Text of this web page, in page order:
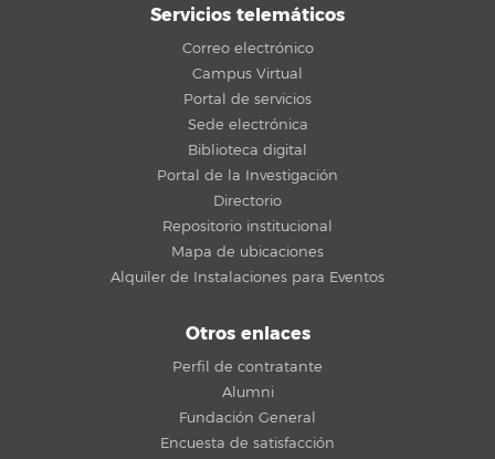
Servicios telemáticos
Correo electrónico
Campus Virtual
Portal de servicios
Sede electrónica
Biblioteca digital
Portal de la Investigación
Directorio
Repositorio institucional
Mapa de ubicaciones
Alquiler de Instalaciones para Eventos
Otros enlaces
Perfil de contratante
Alumni
Fundación General
Encuesta de satisfacción